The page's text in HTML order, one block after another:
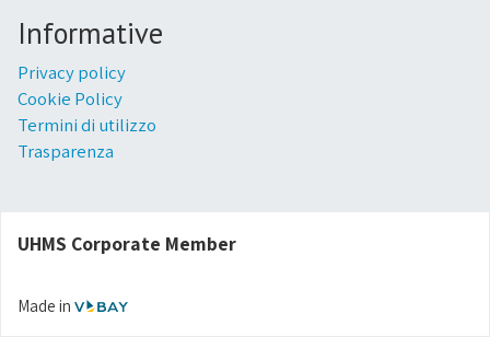
Informative
Privacy policy
Cookie Policy
Termini di utilizzo
Trasparenza
UHMS Corporate Member
Made in